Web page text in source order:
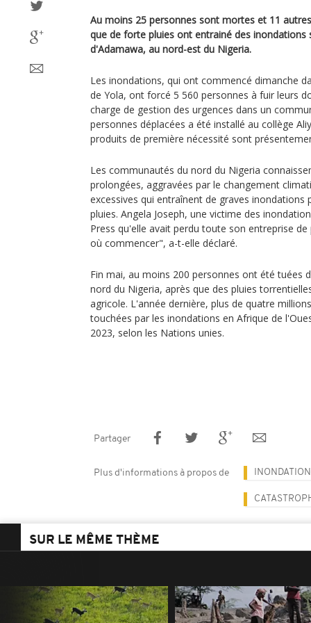
Au moins 25 personnes sont mortes et 11
que de forte pluies ont entrainé des inondations
d'Adamawa, au nord-est du Nigeria.
Les inondations, qui ont commencé dimanche
de Yola, ont forcé 5 560 personnes à fuir leurs
charge de gestion des urgences dans un
personnes déplacées a été installé au collège
produits de première nécessité sont
Les communautés du nord du Nigeria
prolongées, aggravées par le changement
excessives qui entraînent de graves inondations
pluies. Angela Joseph, une victime des
Press qu'elle avait perdu toute son entreprise de
où commencer", a-t-elle déclaré.
Fin mai, au moins 200 personnes ont été tuées
nord du Nigeria, après que des pluies
agricole. L'année dernière, plus de quatre
touchées par les inondations en Afrique de
2023, selon les Nations unies.
Partager
Plus d'informations à propos de
SUR LE MÊME THÈME